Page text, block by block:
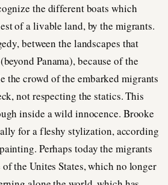
the different boats which
of a livable land, by the migrants.
between the landscapes that
Panama), because of the
the crowd of the embarked migrants
not respecting the statics. This
inside a wild innocence. Brooke
for a fleshy stylization, according
Perhaps today the migrants
the Unites States, which no longer